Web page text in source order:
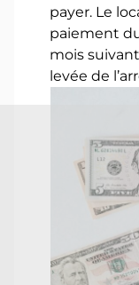
payer. Le
paiement
mois
levée de